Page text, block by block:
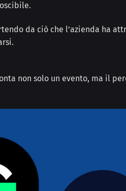
da ciò che l’azienda ha
non solo un evento, ma il